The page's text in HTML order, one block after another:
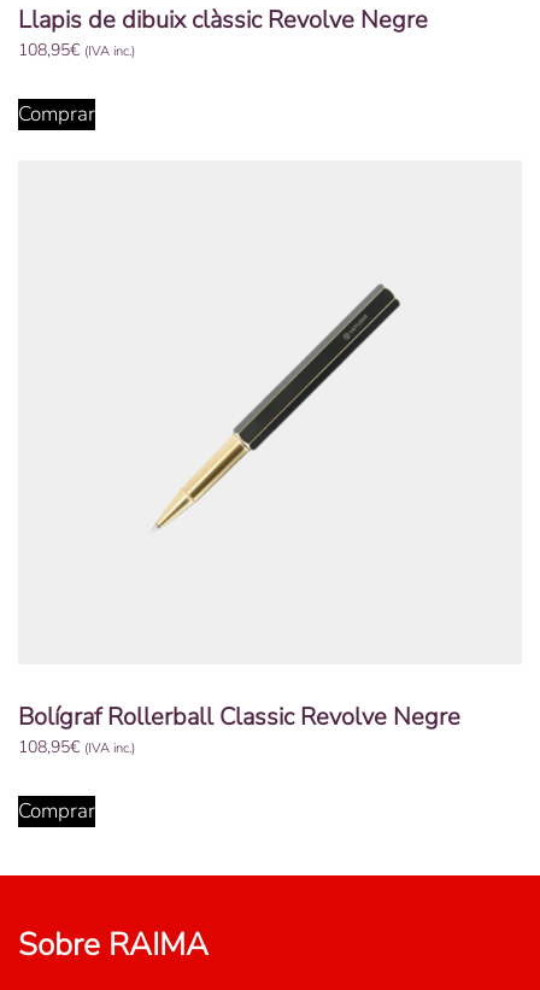
Llapis de dibuix clàssic Revolve Negre
108,95€ (IVA inc.)
Comprar
Bolígraf Rollerball Classic Revolve Negre
108,95€ (IVA inc.)
Comprar
Sobre RAIMA